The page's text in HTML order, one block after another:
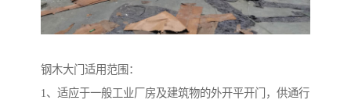
钢木大门适用范围：
1、适应于一般工业厂房及建筑物的外开平开门，供通行